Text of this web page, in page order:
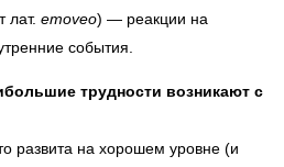
лат. emoveo) — реакции на
события.
трудности возникают с
развита на хорошем уровне (и